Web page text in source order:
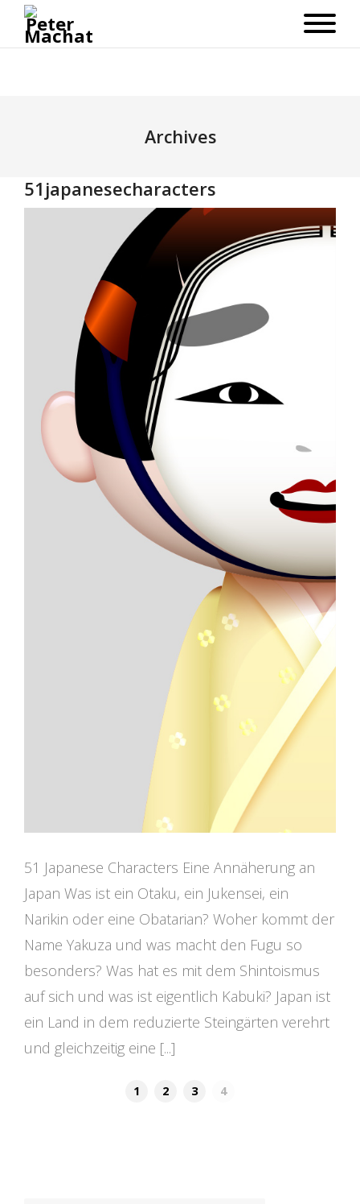
Archives
51japanesecharacters
51 Japanese Characters Eine Annäherung an
Japan Was ist ein Otaku, ein Jukensei, ein
Narikin oder eine Obatarian? Woher kommt der
Name Yakuza und was macht den Fugu so
besonders? Was hat es mit dem Shintoismus
auf sich und was ist eigentlich Kabuki? Japan ist
ein Land in dem reduzierte Steingärten verehrt
und gleichzeitig eine [...]
1 2 3 4